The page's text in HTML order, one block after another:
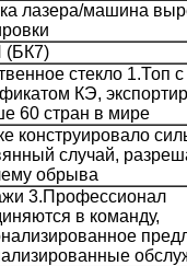
лазера/машина
(БК7)
стекло 1.Топ с
КЭ,
60 стран в мире
конструировало
случай,
обрыва
3.Профессионал
в команду,